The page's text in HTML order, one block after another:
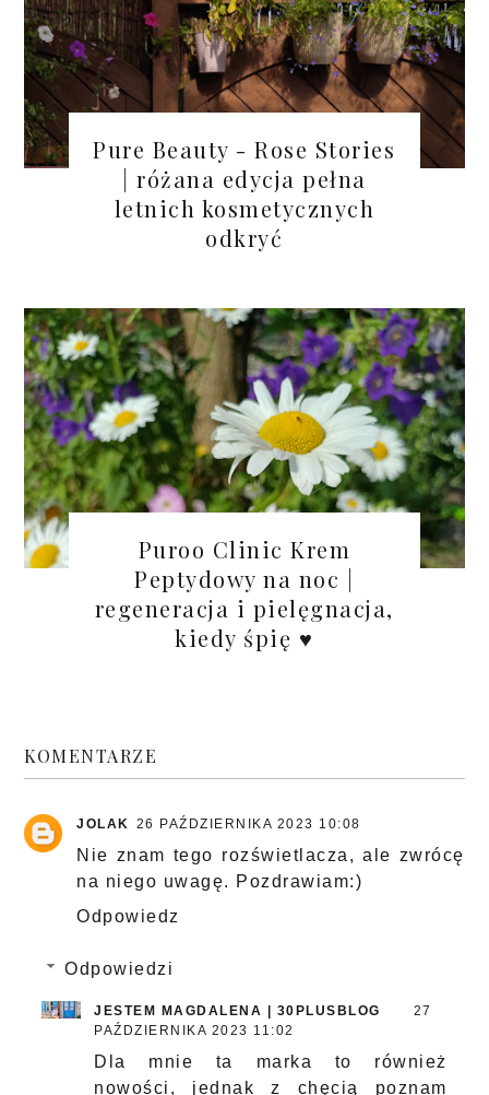
Pure Beauty - Rose Stories
| różana edycja pełna
letnich kosmetycznych
odkryć
Puroo Clinic Krem
Peptydowy na noc |
regeneracja i pielęgnacja,
kiedy śpię ♥
KOMENTARZE
JOLAK 26 PAŹDZIERNIKA 2023 10:08
Nie znam tego rozświetlacza, ale zwrócę
na niego uwagę. Pozdrawiam:)
Odpowiedz
Odpowiedzi
JESTEM MAGDALENA | 30PLUSBLOG
27
PAŹDZIERNIKA 2023 11:02
Dla mnie ta marka to również
nowości, jednak z chęcią poznam